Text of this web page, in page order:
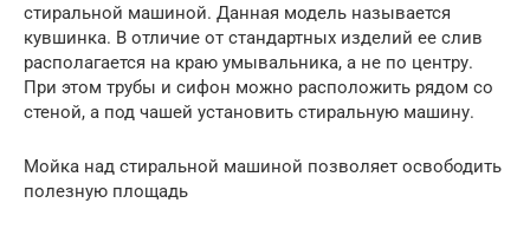
стиральной машиной. Данная модель называется
кувшинка. В отличие от стандартных изделий ее слив
располагается на краю умывальника, а не по центру.
При этом трубы и сифон можно расположить рядом со
стеной, а под чашей установить стиральную машину.
Мойка над стиральной машиной позволяет освободить
полезную площадь